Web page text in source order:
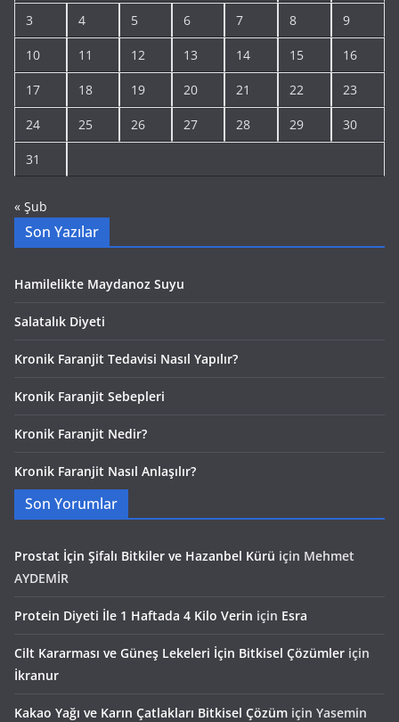
3 4 5 6 7 8 9
10 11 12 13 14 15 16
17 18 19 20 21 22 23
24 25 26 27 28 29 30
31
« Şub
Son Yazılar
Hamilelikte Maydanoz Suyu
Salatalık Diyeti
Kronik Faranjit Tedavisi Nasıl Yapılır?
Kronik Faranjit Sebepleri
Kronik Faranjit Nedir?
Kronik Faranjit Nasıl Anlaşılır?
Son Yorumlar
Prostat İçin Şifalı Bitkiler ve Hazanbel Kürü için Mehmet
AYDEMİR
Protein Diyeti İle 1 Haftada 4 Kilo Verin için Esra
Cilt Kararması ve Güneş Lekeleri İçin Bitkisel Çözümler için
İkranur
Kakao Yağı ve Karın Çatlakları Bitkisel Çözüm için Yasemin